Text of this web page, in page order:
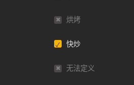
烘烤
快炒
无法定义